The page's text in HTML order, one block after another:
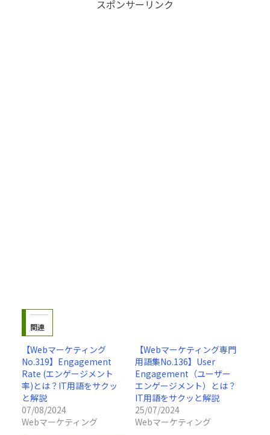
スポンサーリンク
関連
【Webマーケティング
No.319】Engagement
Rate (エンゲージメント
率)とは？IT用語をサクッ
と解説
07/08/2024
Webマーケティング
【Webマーケティング専門
用語集No.136】User
Engagement（ユーザー
エンゲージメント）とは？
IT用語をサクッと解説
25/07/2024
Webマーケティング